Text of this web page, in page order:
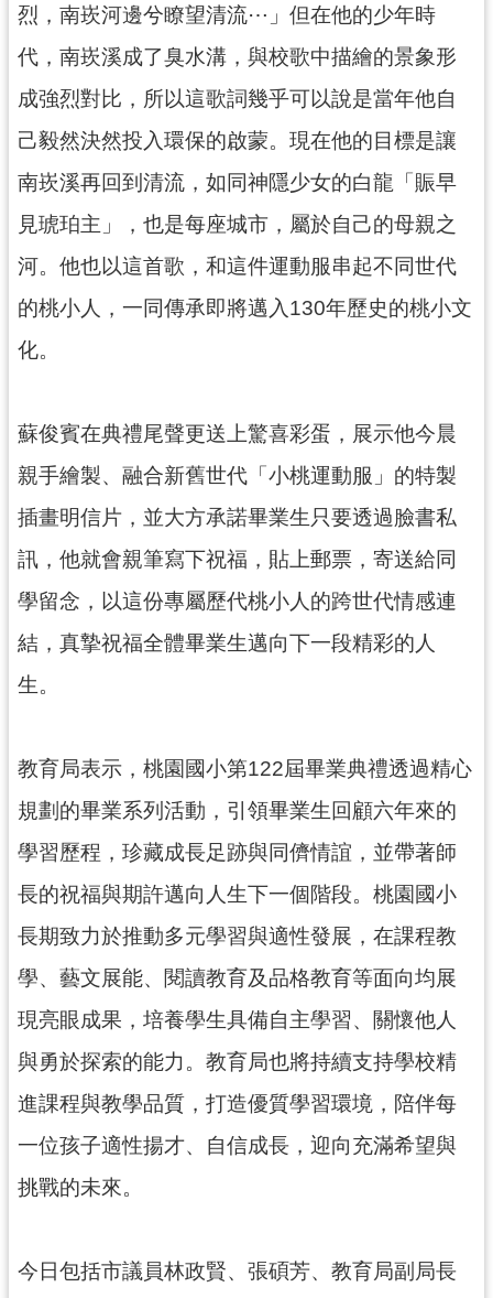
網
站
安
全
策
政
府
站
資
料
開
告
烈，南崁河邊兮瞭望清流⋯」但在他的少年時
代，南崁溪成了臭水溝，與校歌中描繪的景象形
成強烈對比，所以這歌詞幾乎可以說是當年他自
己毅然決然投入環保的啟蒙。現在他的目標是讓
南崁溪再回到清流，如同神隱少女的白龍「賑早
見琥珀主」，也是每座城市，屬於自己的母親之
河。他也以這首歌，和這件運動服串起不同世代
的桃小人，一同傳承即將邁入130年歷史的桃小文
化。
蘇俊賓在典禮尾聲更送上驚喜彩蛋，展示他今晨
親手繪製、融合新舊世代「小桃運動服」的特製
插畫明信片，並大方承諾畢業生只要透過臉書私
訊，他就會親筆寫下祝福，貼上郵票，寄送給同
學留念，以這份專屬歷代桃小人的跨世代情感連
結，真摯祝福全體畢業生邁向下一段精彩的人
生。
教育局表示，桃園國小第122屆畢業典禮透過精心
規劃的畢業系列活動，引領畢業生回顧六年來的
學習歷程，珍藏成長足跡與同儕情誼，並帶著師
長的祝福與期許邁向人生下一個階段。桃園國小
長期致力於推動多元學習與適性發展，在課程教
學、藝文展能、閱讀教育及品格教育等面向均展
現亮眼成果，培養學生具備自主學習、關懷他人
與勇於探索的能力。教育局也將持續支持學校精
進課程與教學品質，打造優質學習環境，陪伴每
一位孩子適性揚才、自信成長，迎向充滿希望與
挑戰的未來。
今日包括市議員林政賢、張碩芳、教育局副局長